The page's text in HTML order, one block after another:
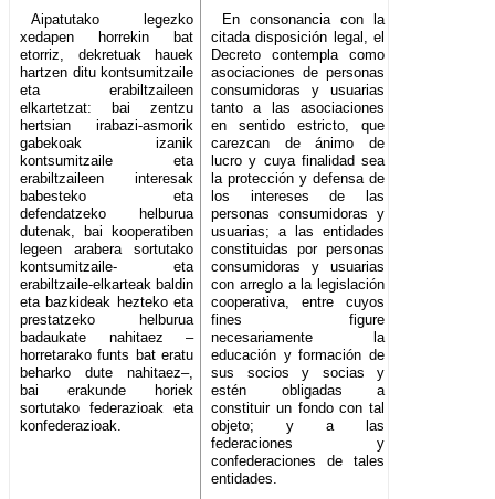
Aipatutako legezko
xedapen horrekin bat
etorriz, dekretuak hauek
hartzen ditu kontsumitzaile
eta erabiltzaileen
elkartetzat: bai zentzu
hertsian irabazi-asmorik
gabekoak izanik
kontsumitzaile eta
erabiltzaileen interesak
babesteko eta
defendatzeko helburua
dutenak, bai kooperatiben
legeen arabera sortutako
kontsumitzaile- eta
erabiltzaile-elkarteak baldin
eta bazkideak hezteko eta
prestatzeko helburua
badaukate nahitaez –
horretarako funts bat eratu
beharko dute nahitaez–,
bai erakunde horiek
sortutako federazioak eta
konfederazioak.
En consonancia con la
citada disposición legal, el
Decreto contempla como
asociaciones de personas
consumidoras y usuarias
tanto a las asociaciones
en sentido estricto, que
carezcan de ánimo de
lucro y cuya finalidad sea
la protección y defensa de
los intereses de las
personas consumidoras y
usuarias; a las entidades
constituidas por personas
consumidoras y usuarias
con arreglo a la legislación
cooperativa, entre cuyos
fines figure
necesariamente la
educación y formación de
sus socios y socias y
estén obligadas a
constituir un fondo con tal
objeto; y a las
federaciones y
confederaciones de tales
entidades.